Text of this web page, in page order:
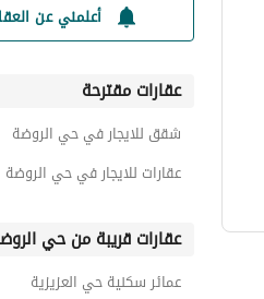
أعلمني عن
عقارات مقترحة
شقق للايجار في حي الروضة
عقارات للايجار في حي الروضة
عقارات قريبة من حي
عمائر سكنية حي العزيزية